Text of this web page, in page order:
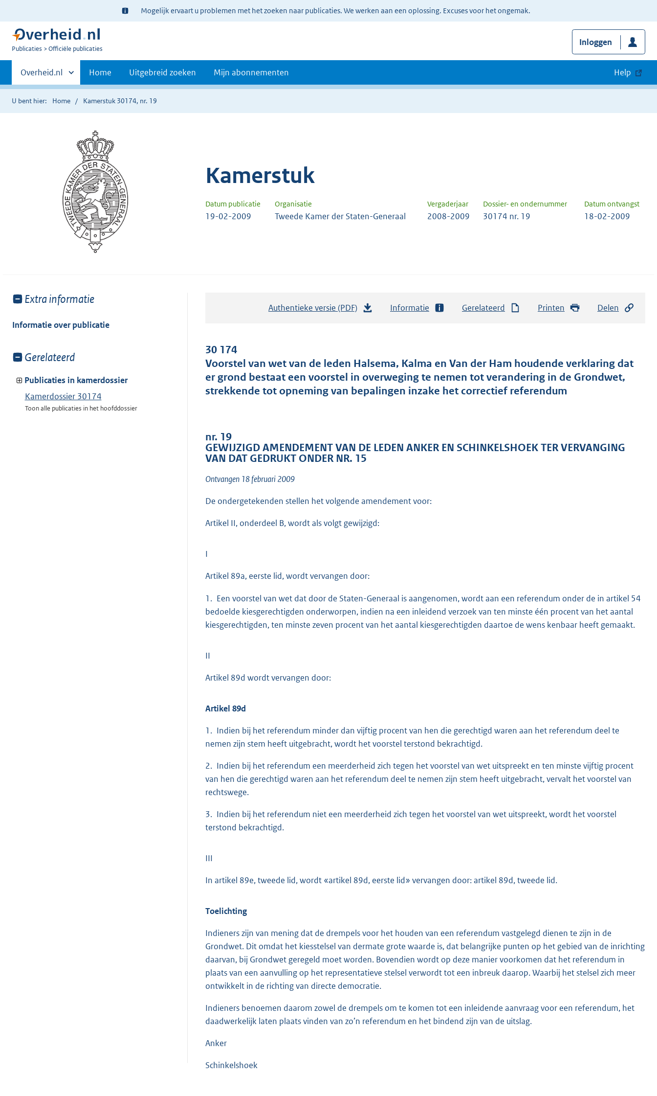
Ter
informatie:
Mogelijk ervaart u problemen met het zoeken naar publicaties. We werken aan een oplossing. Excuses voor het ongemak.
U
Publicaties Officiële publicaties
Inloggen
Primaire
navigatie
Andere
sites
binnen
Overheid.nl Home Uitgebreid zoeken Mijn abonnementen Help
U bent hier: Home Kamerstuk 30174, nr. 19
Kamerstuk
Datum publicatie Organisatie Vergaderjaar Dossier- en ondernummer Datum ontvangst
19-02-2009 Tweede Kamer der Staten-Generaal 2008-2009 30174 nr. 19 18-02-2009
Toon
van:
Extra informatie
Informatie over publicatie
Toon
van:
Gerelateerd
Publicaties in kamerdossier
Kamerdossier 30174
Toon alle publicaties in het hoofddossier
Authentieke versie (PDF)
a
n
d
o
:
1
Informatie Gerelateerd Printen Delen
30 174
Voorstel van wet van de leden Halsema, Kalma en Van der Ham houdende verklaring dat
er grond bestaat een voorstel in overweging te nemen tot verandering in de Grondwet,
strekkende tot opneming van bepalingen inzake het correctief referendum
nr. 19
GEWIJZIGD AMENDEMENT VAN DE LEDEN ANKER EN SCHINKELSHOEK TER VERVANGING
VAN DAT GEDRUKT ONDER NR. 15
Ontvangen 18 februari 2009
De ondergetekenden stellen het volgende amendement voor:
Artikel II, onderdeel B, wordt als volgt gewijzigd:
I
Artikel 89a, eerste lid, wordt vervangen door:
1. Een voorstel van wet dat door de Staten-Generaal is aangenomen, wordt aan een referendum onder de in artikel 54
bedoelde kiesgerechtigden onderworpen, indien na een inleidend verzoek van ten minste één procent van het aantal
kiesgerechtigden, ten minste zeven procent van het aantal kiesgerechtigden daartoe de wens kenbaar heeft gemaakt.
II
Artikel 89d wordt vervangen door:
Artikel 89d
1. Indien bij het referendum minder dan vijftig procent van hen die gerechtigd waren aan het referendum deel te
nemen zijn stem heeft uitgebracht, wordt het voorstel terstond bekrachtigd.
2. Indien bij het referendum een meerderheid zich tegen het voorstel van wet uitspreekt en ten minste vijftig procent
van hen die gerechtigd waren aan het referendum deel te nemen zijn stem heeft uitgebracht, vervalt het voorstel van
rechtswege.
3. Indien bij het referendum niet een meerderheid zich tegen het voorstel van wet uitspreekt, wordt het voorstel
terstond bekrachtigd.
III
In artikel 89e, tweede lid, wordt «artikel 89d, eerste lid» vervangen door: artikel 89d, tweede lid.
Toelichting
Indieners zijn van mening dat de drempels voor het houden van een referendum vastgelegd dienen te zijn in de
Grondwet. Dit omdat het kiesstelsel van dermate grote waarde is, dat belangrijke punten op het gebied van de inrichting
daarvan, bij Grondwet geregeld moet worden. Bovendien wordt op deze manier voorkomen dat het referendum in
plaats van een aanvulling op het representatieve stelsel verwordt tot een inbreuk daarop. Waarbij het stelsel zich meer
ontwikkelt in de richting van directe democratie.
Indieners benoemen daarom zowel de drempels om te komen tot een inleidende aanvraag voor een referendum, het
daadwerkelijk laten plaats vinden van zo’n referendum en het bindend zijn van de uitslag.
Anker
Schinkelshoek